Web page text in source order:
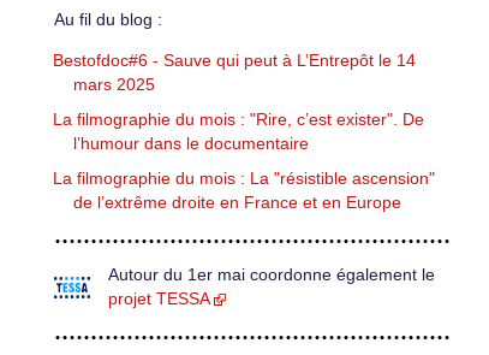
Au fil du blog :
Bestofdoc#6 - Sauve qui peut à L’Entrepôt le 14
mars 2025
La filmographie du mois : "Rire, c’est exister". De
l’humour dans le documentaire
La filmographie du mois : La "résistible ascension"
de l’extrême droite en France et en Europe
Autour du 1er mai coordonne également le
projet TESSA